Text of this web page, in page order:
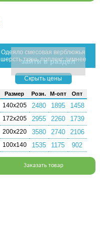
Одеяло смесовая верблюжья
шерсть ткань поплекс зимнее
зайти в раздел
Скрыть цены
Раз­мер Розн. М-опт Опт
140х205 2480 1895 1458
172х205 2955 2260 1739
200х220 3580 2740 2106
100х140 1535 1175 902
Заказать товар